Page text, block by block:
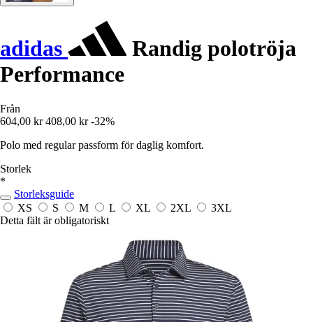
adidas
Randig polotröja
Performance
Från
604,00 kr 408,00 kr -32%
Polo med regular passform för daglig komfort.
Storlek
*
Storleksguide
XS
S M L XL 2XL
3XL
Detta fält är obligatoriskt